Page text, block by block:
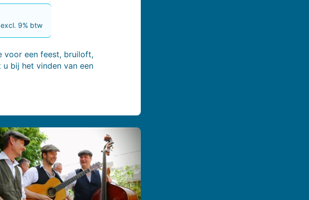
9% btw
voor een feest, bruiloft,
bij het vinden van een